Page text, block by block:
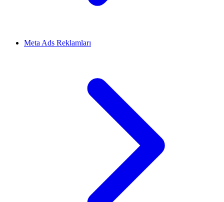
Meta Ads Reklamları